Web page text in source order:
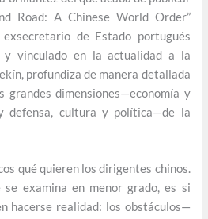
Road: A Chinese World Order”
de Estado portugués
y vinculado en la actualidad a la
profundiza de manera detallada
dimensiones—economía y
defensa, cultura y política—de la
qué quieren los dirigentes chinos.
examina en menor grado, es si
hacerse realidad: los obstáculos—